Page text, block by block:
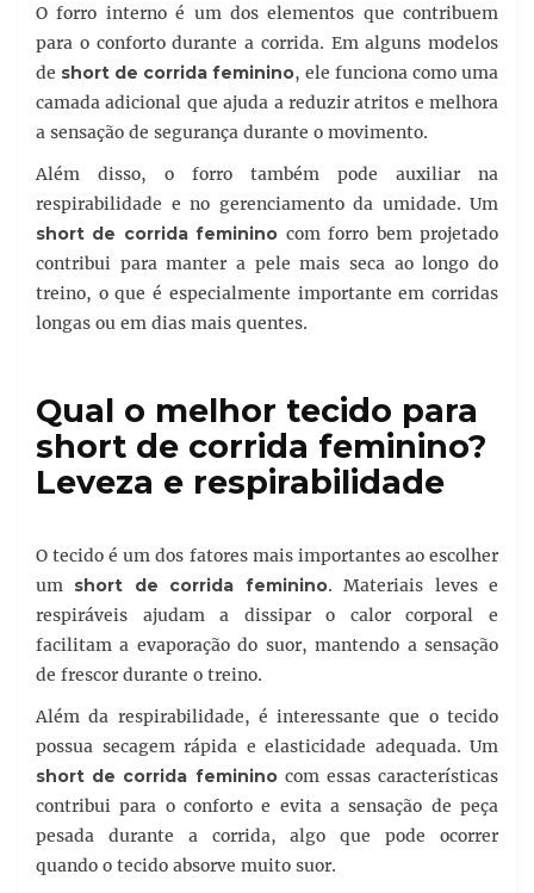
O forro interno é um dos elementos que contribuem
para o conforto durante a corrida. Em alguns modelos
de short de corrida feminino, ele funciona como uma
camada adicional que ajuda a reduzir atritos e melhora
a sensação de segurança durante o movimento.
Além disso, o forro também pode auxiliar na
respirabilidade e no gerenciamento da umidade. Um
short de corrida feminino com forro bem projetado
contribui para manter a pele mais seca ao longo do
treino, o que é especialmente importante em corridas
longas ou em dias mais quentes.
Qual o melhor tecido para
short de corrida feminino?
Leveza e respirabilidade
O tecido é um dos fatores mais importantes ao escolher
um short de corrida feminino. Materiais leves e
respiráveis ajudam a dissipar o calor corporal e
facilitam a evaporação do suor, mantendo a sensação
de frescor durante o treino.
Além da respirabilidade, é interessante que o tecido
possua secagem rápida e elasticidade adequada. Um
short de corrida femininocom essas características
contribui para o conforto e evita a sensação de peça
pesada durante a corrida, algo que pode ocorrer
quando o tecido absorve muito suor.